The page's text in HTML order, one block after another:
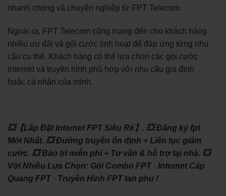
nhanh chóng và chuyên nghiệp từ FPT Telecom.
Ngoài ra, FPT Telecom cũng mang đến cho khách hàng
nhiều ưu đãi và gói cước linh hoạt để đáp ứng từng nhu
cầu cụ thể. Khách hàng có thể lựa chọn các gói cước
internet và truyền hình phù hợp với nhu cầu gia đình
hoặc cá nhân của mình.
💥【Lắp Đặt Internet FPT Siêu Rẻ】. 💥 Đăng ký fpt
Mới Nhất. 💥 Đường truyền ổn định + Liên tục giảm
cước. 💥 Bảo trì miễn phí + Tư vấn & hỗ trợ tại nhà. 💥
Với Nhiều Lựa Chọn: ‎Gói Combo FPT · ‎Internet Cáp
Quang FPT · ‎Truyền Hình FPT tan phu !